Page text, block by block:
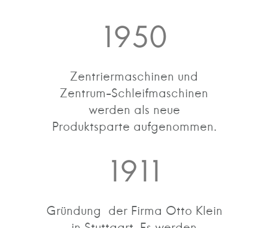
1950
Zentriermaschinen und
Zentrum-Schleifmaschinen
werden als neue
Produktsparte aufgenommen.
1911
Gründung der Firma Otto Klein